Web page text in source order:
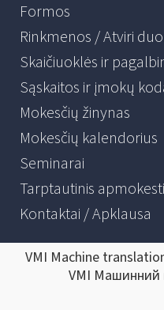
Formos
Rinkmenos / Atviri
Skaičiuoklės ir
Sąskaitos ir įmokų
Mokesčių žinynas
Mokesčių kalendorius
Seminarai
Tarptautinis
Kontaktai / Apklausa
VMI Machine
VMI Машинний